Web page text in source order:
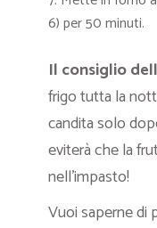
6) per 50 minuti.
Il consiglio
frigo tutta la
candita solo
eviterà che la
nell’impasto!
Vuoi saperne di